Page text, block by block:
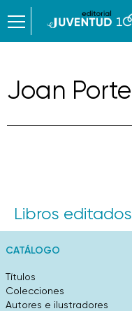
Joan Portell
Libros editados
CATÁLOGO
Títulos
Colecciones
Autores e ilustradores